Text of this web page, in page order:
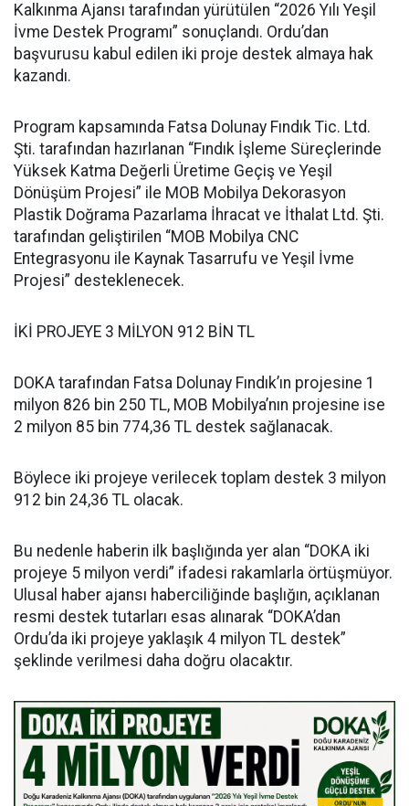
Kalkınma Ajansı tarafından yürütülen “2026 Yılı Yeşil
İvme Destek Programı” sonuçlandı. Ordu’dan
başvurusu kabul edilen iki proje destek almaya hak
kazandı.
Program kapsamında Fatsa Dolunay Fındık Tic. Ltd.
Şti. tarafından hazırlanan “Fındık İşleme Süreçlerinde
Yüksek Katma Değerli Üretime Geçiş ve Yeşil
Dönüşüm Projesi” ile MOB Mobilya Dekorasyon
Plastik Doğrama Pazarlama İhracat ve İthalat Ltd. Şti.
tarafından geliştirilen “MOB Mobilya CNC
Entegrasyonu ile Kaynak Tasarrufu ve Yeşil İvme
Projesi” desteklenecek.
İKİ PROJEYE 3 MİLYON 912 BİN TL
DOKA tarafından Fatsa Dolunay Fındık’ın projesine 1
milyon 826 bin 250 TL, MOB Mobilya’nın projesine ise
2 milyon 85 bin 774,36 TL destek sağlanacak.
Böylece iki projeye verilecek toplam destek 3 milyon
912 bin 24,36 TL olacak.
Bu nedenle haberin ilk başlığında yer alan “DOKA iki
projeye 5 milyon verdi” ifadesi rakamlarla örtüşmüyor.
Ulusal haber ajansı haberciliğinde başlığın, açıklanan
resmi destek tutarları esas alınarak “DOKA’dan
Ordu’da iki projeye yaklaşık 4 milyon TL destek”
şeklinde verilmesi daha doğru olacaktır.